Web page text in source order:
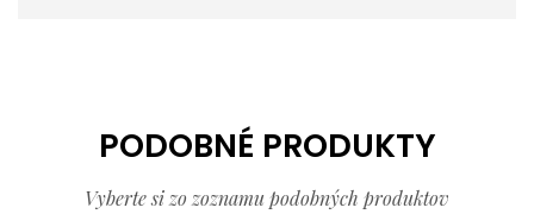
PODOBNÉ PRODUKTY
Vyberte si zo zoznamu podobných produktov